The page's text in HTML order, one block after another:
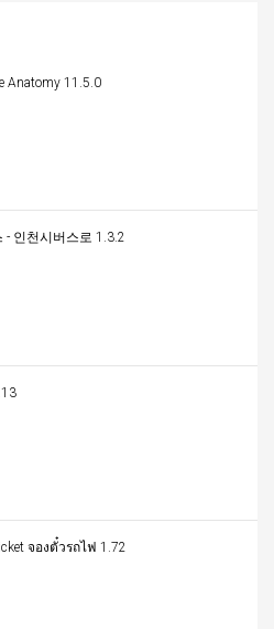
Anatomy 11.5.0
- 인천시버스로 1.3.2
จองตั๋วรถไฟ 1.72